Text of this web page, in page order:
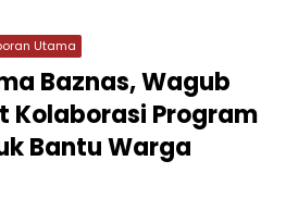
Utama
Baznas, Wagub
Kolaborasi Program
Bantu Warga